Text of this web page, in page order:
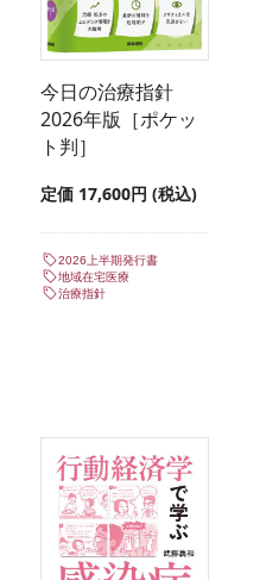
今日の治療指針
2026年版［ポケッ
ト判］
定価 17,600円 (税込)
2026上半期発行書
地域在宅医療
治療指針